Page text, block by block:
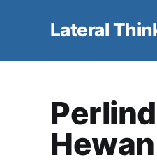
Lateral
Hewan